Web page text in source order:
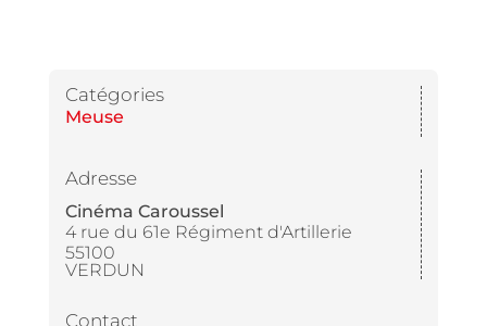
Catégories
Meuse
Adresse
Cinéma Caroussel
4 rue du 61e Régiment d'Artillerie
55100
VERDUN
Contact